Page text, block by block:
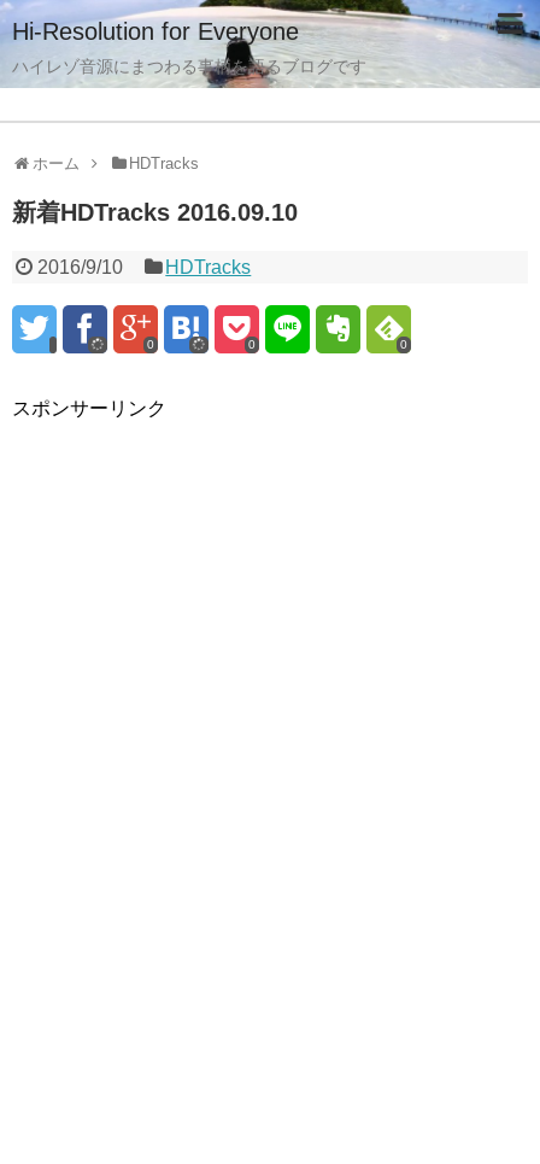
Hi-Resolution for Everyone
ハイレゾ音源にまつわる事柄を語るブログです
ホーム HDTracks
新着HDTracks 2016.09.10
2016/9/10 HDTracks
0 0 0
スポンサーリンク